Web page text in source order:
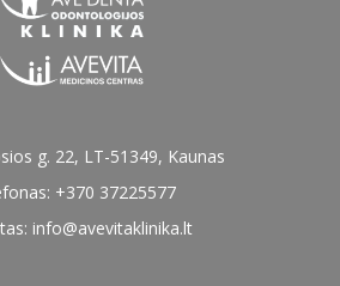
g. 22, LT-51349, Kaunas
+370 37225577
info@avevitaklinika.lt